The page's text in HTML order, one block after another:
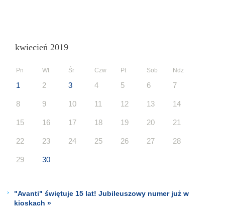
kwiecień 2019
Pn Wt Śr Czw Pt Sob Ndz
1 2 3 4 5 6 7
8 9 10 11 12 13 14
15 16 17 18 19 20 21
22 23 24 25 26 27 28
29 30
"Avanti" świętuje 15 lat! Jubileuszowy numer już w
kioskach »